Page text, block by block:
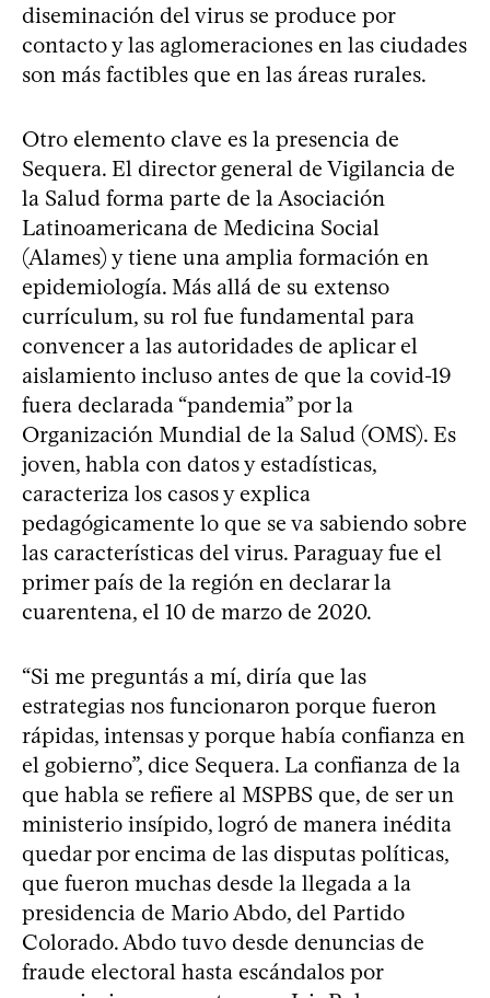
diseminación del virus se produce por
contacto y las aglomeraciones en las ciudades
son más factibles que en las áreas rurales.
Otro elemento clave es la presencia de
Sequera. El director general de Vigilancia de
la Salud forma parte de la Asociación
Latinoamericana de Medicina Social
(Alames) y tiene una amplia formación en
epidemiología. Más allá de su extenso
currículum, su rol fue fundamental para
convencer a las autoridades de aplicar el
aislamiento incluso antes de que la covid-19
fuera declarada “pandemia” por la
Organización Mundial de la Salud (OMS). Es
joven, habla con datos y estadísticas,
caracteriza los casos y explica
pedagógicamente lo que se va sabiendo sobre
las características del virus. Paraguay fue el
primer país de la región en declarar la
cuarentena, el 10 de marzo de 2020.
“Si me preguntás a mí, diría que las
estrategias nos funcionaron porque fueron
rápidas, intensas y porque había confianza en
el gobierno”, dice Sequera. La confianza de la
que habla se refiere al MSPBS que, de ser un
ministerio insípido, logró de manera inédita
quedar por encima de las disputas políticas,
que fueron muchas desde la llegada a la
presidencia de Mario Abdo, del Partido
Colorado. Abdo tuvo desde denuncias de
fraude electoral hasta escándalos por